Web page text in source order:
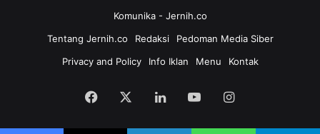
Komunika - Jernih.co
Tentang Jernih.co
Redaksi
Pedoman Media Siber
Privacy and Policy
Info Iklan Menu Kontak
Facebook LinkedInYouTubeInstagram